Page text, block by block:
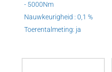
- 5000Nm
Nauwkeurigheid : 0,1 %
Toerentalmeting: ja